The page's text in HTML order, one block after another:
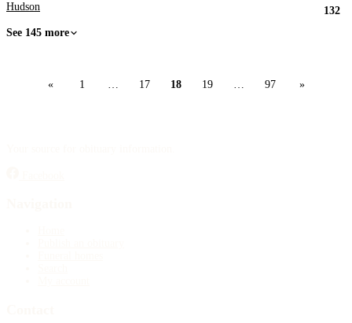
Hudson
132
See 145 more
« 1 17 18 19 97 »